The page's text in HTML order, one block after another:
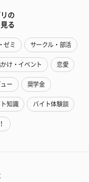
の
る
ゼミ サークル・部活
け・イベント 恋愛
ー 奨学金
ト知識 バイト体験談